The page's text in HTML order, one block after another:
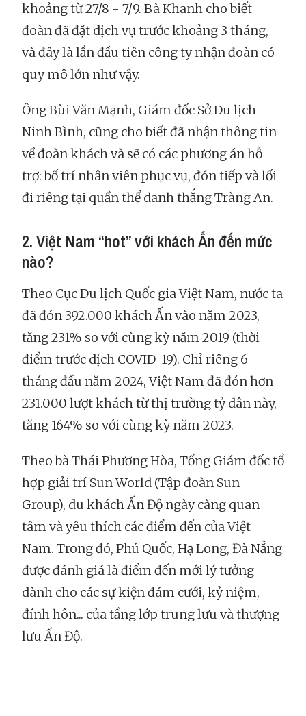
khoảng từ 27/8 - 7/9. Bà Khanh cho biết
đoàn đã đặt dịch vụ trước khoảng 3 tháng,
và đây là lần đầu tiên công ty nhận đoàn có
quy mô lớn như vậy.
Ông Bùi Văn Mạnh, Giám đốc Sở Du lịch
Ninh Bình, cũng cho biết đã nhận thông tin
về đoàn khách và sẽ có các phương án hỗ
trợ: bố trí nhân viên phục vụ, đón tiếp và lối
đi riêng tại quần thể danh thắng Tràng An.
2. Việt Nam “hot” với khách Ấn đến mức
nào?
Theo Cục Du lịch Quốc gia Việt Nam, nước ta
đã đón 392.000 khách Ấn vào năm 2023,
tăng 231% so với cùng kỳ năm 2019 (thời
điểm trước dịch COVID-19). Chỉ riêng 6
tháng đầu năm 2024, Việt Nam đã đón hơn
231.000 lượt khách từ thị trường tỷ dân này,
tăng 164% so với cùng kỳ năm 2023.
Theo bà Thái Phương Hòa, Tổng Giám đốc tổ
hợp giải trí Sun World (Tập đoàn Sun
Group), du khách Ấn Độ ngày càng quan
tâm và yêu thích các điểm đến của Việt
Nam. Trong đó, Phú Quốc, Hạ Long, Đà Nẵng
được đánh giá là điểm đến mới lý tưởng
dành cho các sự kiện đám cưới, kỷ niệm,
đính hôn... của tầng lớp trung lưu và thượng
lưu Ấn Độ.